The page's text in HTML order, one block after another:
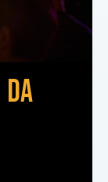
DA